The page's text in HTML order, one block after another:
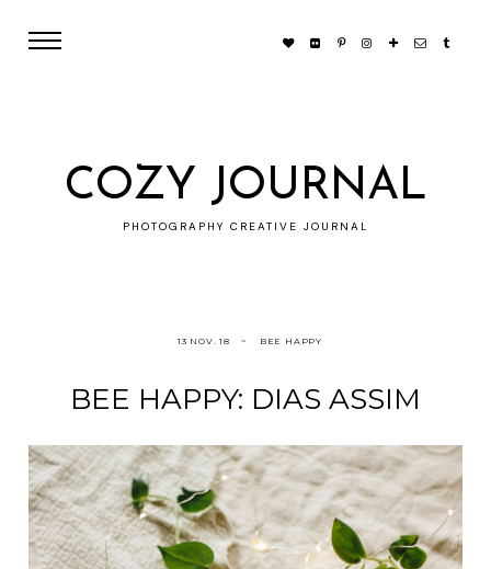
COZY JOURNAL
PHOTOGRAPHY CREATIVE JOURNAL
13 NOV. 18 BEE HAPPY
BEE HAPPY: DIAS ASSIM